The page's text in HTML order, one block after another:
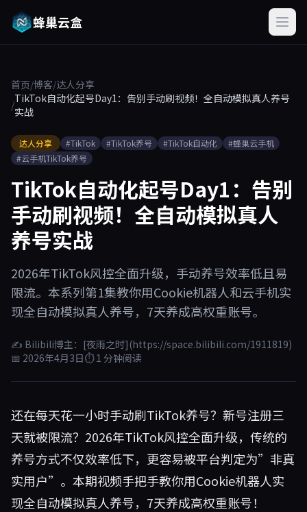
蜂巢云盒
首页/博客/达人分享
/TikTok自动化起号Day1：告别手动刷视频！全自动模拟真人养号
实战
达人分享 #TikTok #TikTok养号 #TikTok自动化
#蜂巢云手机
#云手机TikTok养号
TikTok自动化起号Day1：告别
手动刷视频！全自动模拟真人
养号实战
2026年TikTok风控全面升级，手动养号效率低且易
限流。本系列第1集教你用Cookie机器人和云手机实
现全自动模拟真人养号，7天养成高权重账号。
✍ Bilibili博主：[夜雨之时](https://space.bilibili.com/1911819)
📅 2026年4月3日⏱ 1 分钟阅读
还在每天花一小时手动刷TikTok养号？新号注册三
天就被限流？2026年TikTok风控全面升级，传统的
养号方式不仅效率低下，更容易被平台判定为”非真
实用户”。本期视频手把手教你用Cookie机器人实
现全自动模拟真人养号，7天养成高权重账号！